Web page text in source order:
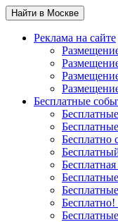
Найти в Москве
Реклама на сайте
Бесплатные
Бесплатно